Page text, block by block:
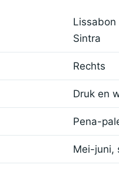
Lissabon
Sintra
Rechts
Druk en
Pena-
Mei-juni,